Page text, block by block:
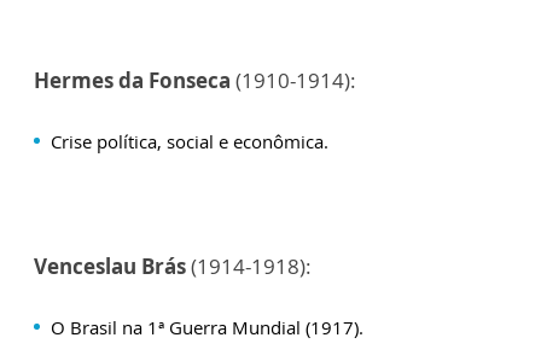
Hermes da Fonseca (1910-1914):
Crise política, social e econômica.
Venceslau Brás(1914-1918):
O Brasil na 1ª Guerra Mundial (1917).